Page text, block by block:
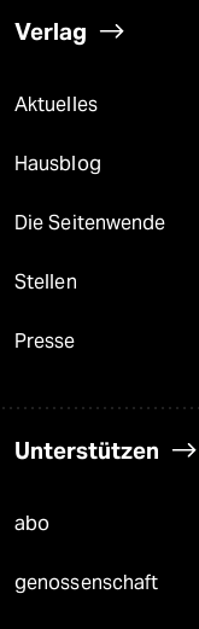
Verlag
Aktuelles
Hausblog
Die Seitenwende
Stellen
Presse
Unterstützen
abo
genossenschaft